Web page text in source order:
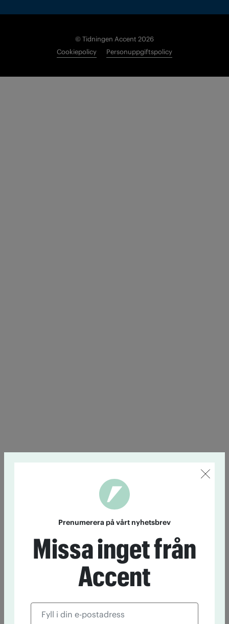
© Tidningen Accent 2026
Cookiepolicy
Personuppgiftspolicy
Prenumerera på vårt nyhetsbrev
Missa inget från
Accent